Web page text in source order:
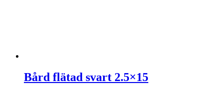
Bård flätad svart 2.5×15